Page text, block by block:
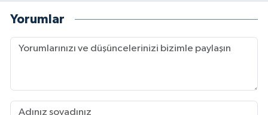
Yorumlar